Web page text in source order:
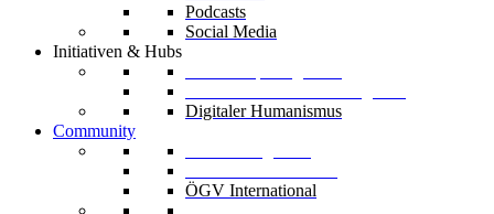
Podcasts
Social Media
Initiativen & Hubs
Digitaler Humanismus
Community
ÖGV International